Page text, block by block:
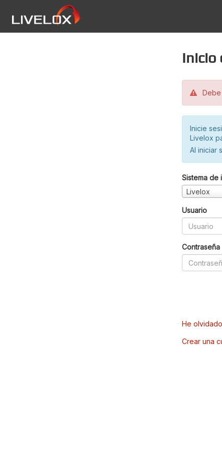
Inicio
Debe
Inicie
Livelox
Al iniciar
Sistema de
Livelox
Usuario
Contraseña
He
Crear una